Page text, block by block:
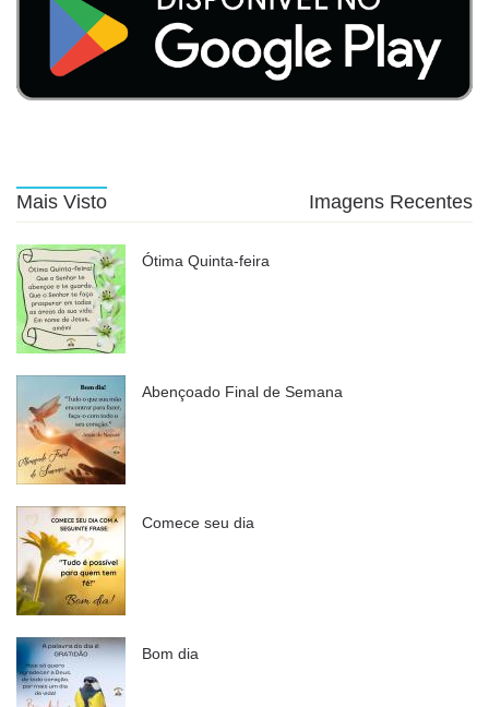
Mais Visto Imagens Recentes
Ótima Quinta-feira
Abençoado Final de Semana
Comece seu dia
Bom dia